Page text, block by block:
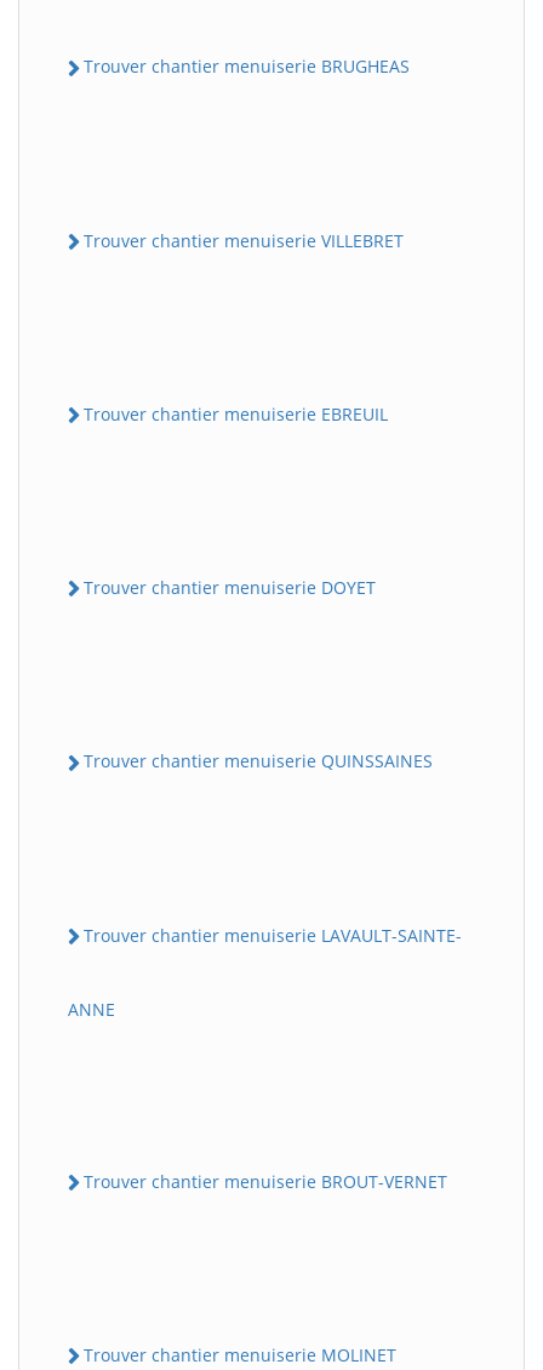
Trouver chantier menuiserie BRUGHEAS
Trouver chantier menuiserie VILLEBRET
Trouver chantier menuiserie EBREUIL
Trouver chantier menuiserie DOYET
Trouver chantier menuiserie QUINSSAINES
Trouver chantier menuiserie LAVAULT-SAINTE-
ANNE
Trouver chantier menuiserie BROUT-VERNET
Trouver chantier menuiserie MOLINET